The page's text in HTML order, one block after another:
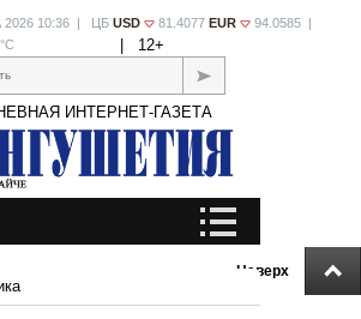
Наверх
2026 10:36 | ЦБ USD 81.4077 EUR
94.0585 |
°С 12+
ИНТЕРНЕТ-ГАЗЕТА